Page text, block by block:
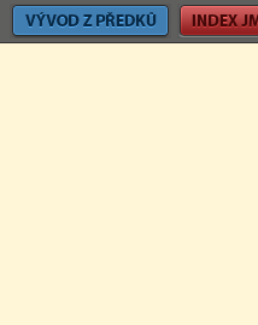
Vývod z předků Index jmen